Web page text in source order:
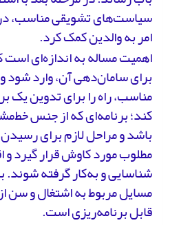
سیاست‌های تشویقی مناسب،
امر به والدین کمک کرد.
اهمیت مساله به اندازه‌ای است
برای سامان‌‌دهی آن، وارد شود
مناسب، راه را برای تدوین یک
کند؛ برنامه‌ای که از جنس
باشد و مراحل لازم برای
مطلوب مورد کاوش قرار گیرد
شناسایی و به‌کار گرفته شوند.
مسایل مربوط به اشتغال و سن
قابل برنامه‌ریزی است.